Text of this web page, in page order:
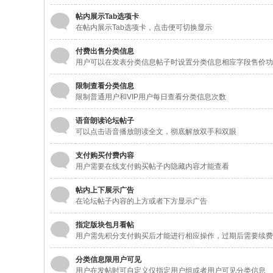
帖内展示Tab选项卡
在帖内展示Tab选项卡，点击便可切换显示
付费出售分类信息
用户可以在发表分类信息帖子时设置分类信息相应字段售价
限制查看分类信息
限制普通用户和VIP用户每日查看分类信息次数
语音朗读论坛帖子
可以点击语音播放朗读全文，彻底解放双手和双眼
支付购买付费内容
用户需要在线支付购买帖子内隐藏内容才能查看
帖内上下展示广告
在论坛帖子内容的上方或者下方显示广告
指定版块包月看帖
用户需先积分支付购买后才能进行相应操作，过期后需要续费
分类信息限用户可见
用户在发帖时可自定义仅指定用户组或者用户可见分类信息